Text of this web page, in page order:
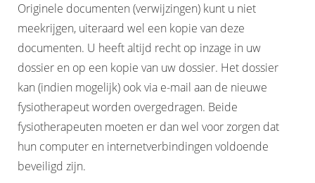
Originele documenten (verwijzingen) kunt u niet
meekrijgen, uiteraard wel een kopie van deze
documenten. U heeft altijd recht op inzage in uw
dossier en op een kopie van uw dossier. Het dossier
kan (indien mogelijk) ook via e-mail aan de nieuwe
fysiotherapeut worden overgedragen. Beide
fysiotherapeuten moeten er dan wel voor zorgen dat
hun computer en internetverbindingen voldoende
beveiligd zijn.